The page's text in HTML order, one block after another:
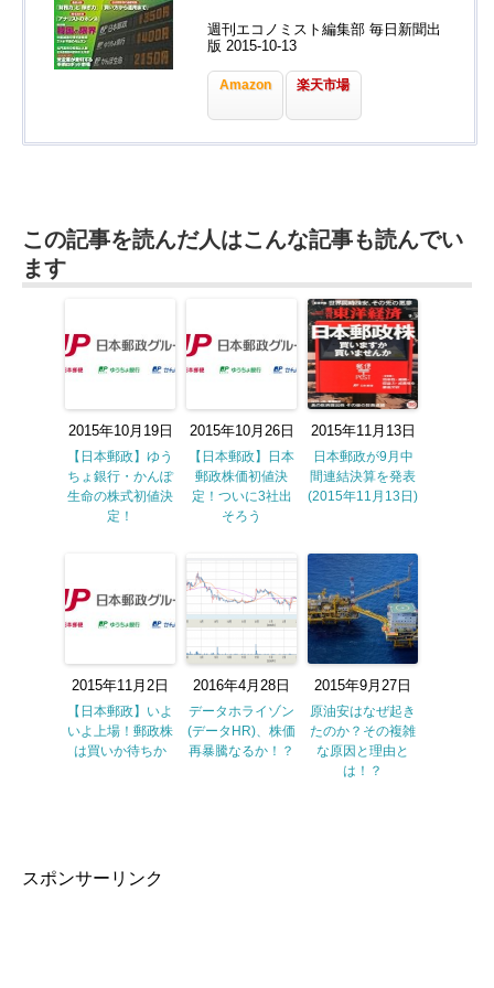
週刊エコノミスト編集部 毎日新聞出
版 2015-10-13
Amazon 楽天市場
この記事を読んだ人はこんな記事も読んでい
ます
2015年10月19日
【日本郵政】ゆう
ちょ銀行・かんぽ
生命の株式初値決
定！
2015年10月26日
【日本郵政】日本
郵政株価初値決
定！ついに3社出
そろう
2015年11月13日
日本郵政が9月中
間連結決算を発表
(2015年11月13日)
2015年11月2日
【日本郵政】いよ
いよ上場！郵政株
は買いか待ちか
2016年4月28日
データホライゾン
(データHR)、株価
再暴騰なるか！？
2015年9月27日
原油安はなぜ起き
たのか？その複雑
な原因と理由と
は！？
スポンサーリンク